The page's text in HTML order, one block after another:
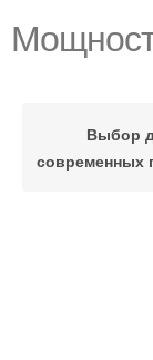
Выбор
современных